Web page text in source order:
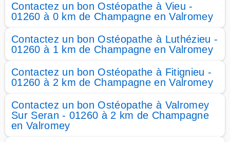
Contactez un bon Ostéopathe à Vieu -
01260 à 0 km de Champagne en Valromey
Contactez un bon Ostéopathe à Luthézieu -
01260 à 1 km de Champagne en Valromey
Contactez un bon Ostéopathe à Fitignieu -
01260 à 2 km de Champagne en Valromey
Contactez un bon Ostéopathe à Valromey
Sur Seran - 01260 à 2 km de Champagne
en Valromey